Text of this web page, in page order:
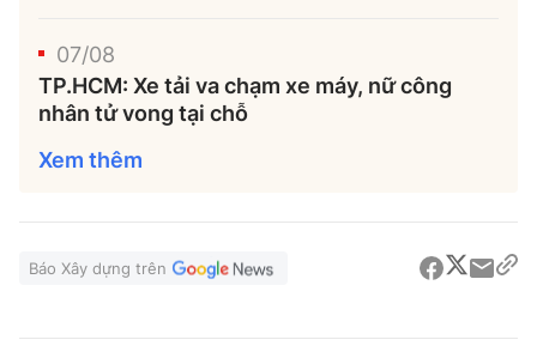
07/08
TP.HCM: Xe tải va chạm xe máy, nữ công
nhân tử vong tại chỗ
Xem thêm
Báo Xây dựng trên